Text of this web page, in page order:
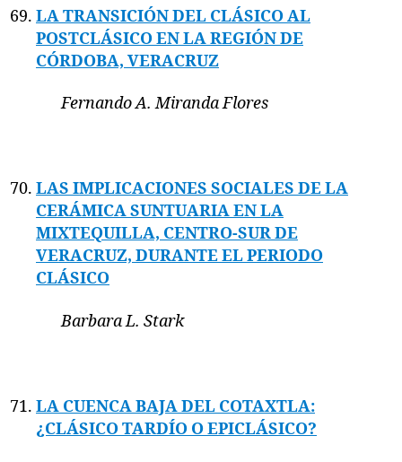
LA TRANSICIÓN DEL CLÁSICO AL
POSTCLÁSICO EN LA REGIÓN DE
CÓRDOBA, VERACRUZ
Fernando A. Miranda Flores
LAS IMPLICACIONES SOCIALES DE LA
CERÁMICA SUNTUARIA EN LA
MIXTEQUILLA, CENTRO-SUR DE
VERACRUZ, DURANTE EL PERIODO
CLÁSICO
Barbara L. Stark
LA CUENCA BAJA DEL COTAXTLA:
¿CLÁSICO TARDÍO O EPICLÁSICO?